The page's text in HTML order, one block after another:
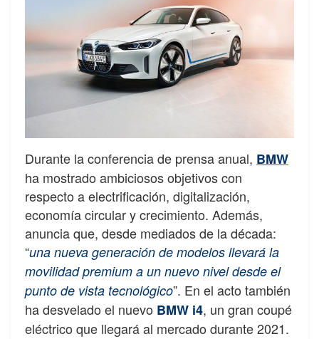
Durante la conferencia de prensa anual, BMW
ha mostrado ambiciosos objetivos con
respecto a electrificación, digitalización,
economía circular y crecimiento. Además,
anuncia que, desde mediados de la década:
“una nueva generación de modelos llevará la
movilidad premium a un nuevo nivel desde el
punto de vista tecnológico”. En el acto también
ha desvelado el nuevo BMW i4, un gran coupé
eléctrico que llegará al mercado durante 2021.